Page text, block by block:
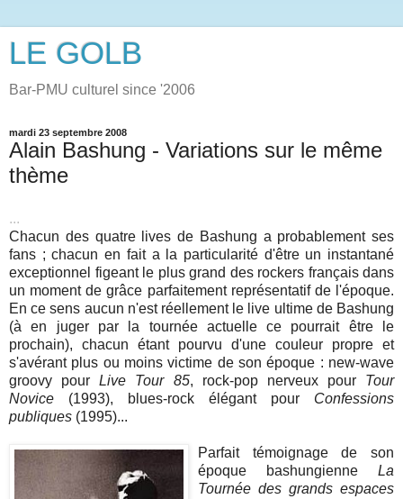
LE GOLB
Bar-PMU culturel since '2006
mardi 23 septembre 2008
Alain Bashung - Variations sur le même
thème
...
Chacun des quatre lives de Bashung a probablement ses
fans ; chacun en fait a la particularité d'être un instantané
exceptionnel figeant le plus grand des rockers français dans
un moment de grâce parfaitement représentatif de l'époque.
En ce sens aucun n'est réellement le live ultime de Bashung
(à en juger par la tournée actuelle ce pourrait être le
prochain), chacun étant pourvu d'une couleur propre et
s'avérant plus ou moins victime de son époque : new-wave
groovy pourLive Tour 85, rock-pop nerveux pour Tour
Novice (1993), blues-rock élégant pour Confessions
publiques (1995)...
Parfait témoignage de son
époque bashungienne La
Tournée des grands espaces